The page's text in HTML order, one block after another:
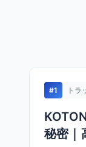
#1 トラ
秘密｜